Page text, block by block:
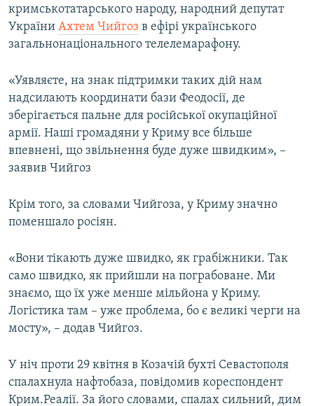
кримськотатарського народу, народний депутат
України Ахтем Чийгоз в ефірі українського
загальнонаціонального телелемарафону.
«Уявляєте, на знак підтримки таких дій нам
надсилають координати бази Феодосії, де
зберігається пальне для російської окупаційної
армії. Наші громадяни у Криму все більше
впевнені, що звільнення буде дуже швидким», –
заявив Чийгоз
Крім того, за словами Чийгоза, у Криму значно
поменшало росіян.
«Вони тікають дуже швидко, як грабіжники. Так
само швидко, як прийшли на пограбоване. Ми
знаємо, що їх уже менше мільйона у Криму.
Логістика там – уже проблема, бо є великі черги на
мосту», – додав Чийгоз.
У ніч проти 29 квітня в Козачій бухті Севастополя
спалахнула нафтобаза, повідомив кореспондент
Крим.Реалії. За його словами, спалах сильний, дим